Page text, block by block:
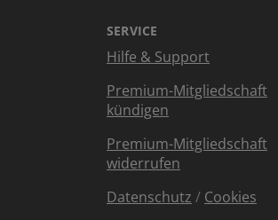
SERVICE
Hilfe & Support
Premium-Mitgliedschaft
kündigen
Premium-Mitgliedschaft
widerrufen
Datenschutz / Cookies